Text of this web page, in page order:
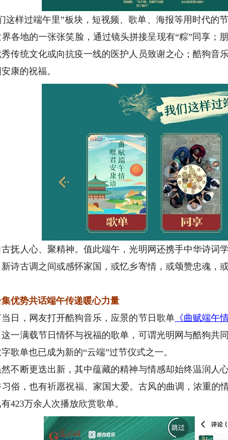
样过端午里”板块，短视频、歌单、海报等用时代的
各地的一张张笑脸，通过镜头拼接呈现有“粽”同享；
传统文化或向抗疫一线的医护人员致谢之心；酷狗音
康的祝福。
人心、聚精神。值此端午，光明网还携手中华诗词
诗古调之间或感怀家国，或忆乡寄情，或颂赞忠魂，
优势共话端午传递暖心力量
，网友打开酷狗音乐，应景的节日歌单《曲赋端午
一满载节日情怀与祝福的歌单，可谓光明网与酷狗共
歌单也已成为新的“云端”过节仪式之一。
断更迭出新，其中蕴藏的精神与情感却始终温润人
俗，也有祈愿祝福、家国大爱。古风的曲调，浓重的
423万余人次播放欣赏歌单。